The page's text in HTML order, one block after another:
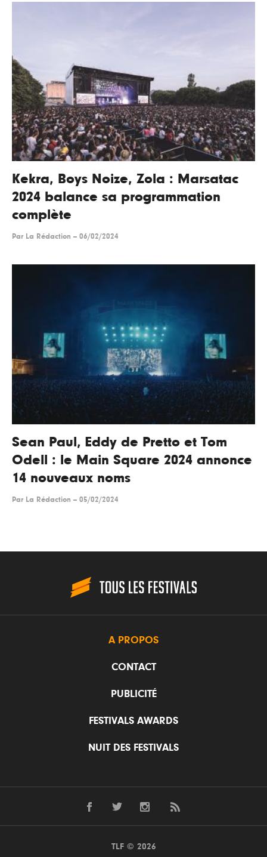
Kekra, Boys Noize, Zola : Marsatac
2024 balance sa programmation
complète
Par La Rédaction -- 06/02/2024
Sean Paul, Eddy de Pretto et Tom
Odell : le Main Square 2024 annonce
14 nouveaux noms
Par La Rédaction -- 05/02/2024
A PROPOS
CONTACT
PUBLICITÉ
FESTIVALS AWARDS
NUIT DES FESTIVALS
TLF © 2026